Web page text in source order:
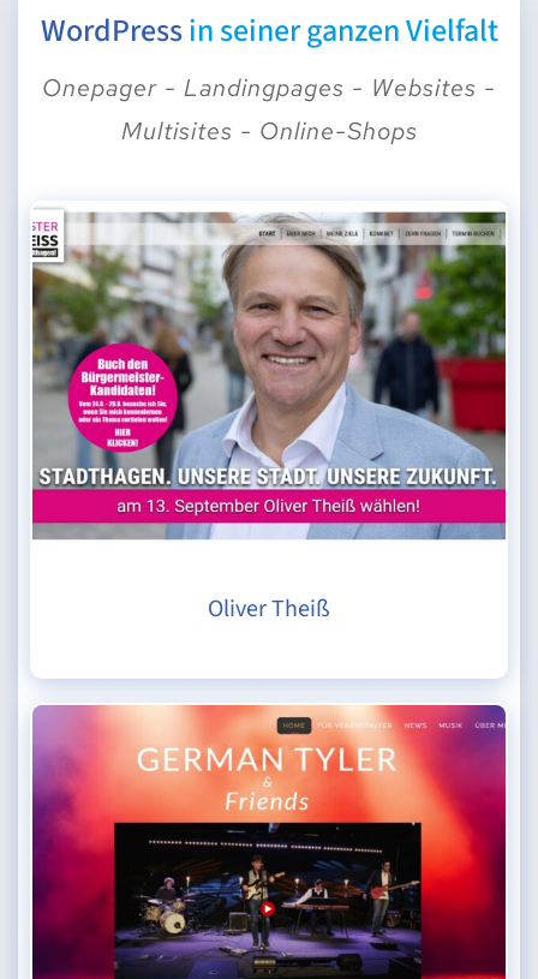
WordPressin seiner ganzen Vielfalt
Onepager - Landingpages - Websites -
Multisites - Online-Shops
Oliver Theiß